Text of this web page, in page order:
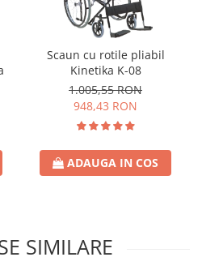
Scaun cu rotile pliabil
Kinetika K-08
1.005,55 RON
948,43 RON
ADAUGA IN COS
SIMILARE